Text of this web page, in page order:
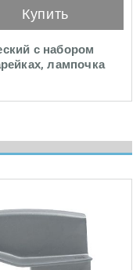
с набором
лампочка
Купить